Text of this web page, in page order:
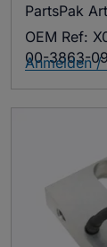
PartsPak
OEM Ref:
00-3863-
Anmelden /